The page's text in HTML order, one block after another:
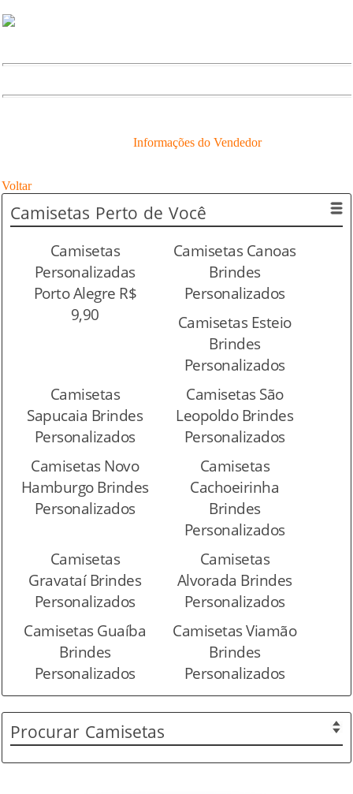
Informações do Vendedor
Voltar
Camisetas Perto de Você
Camisetas
Personalizadas
Porto Alegre R$
9,90
Camisetas Canoas
Brindes
Personalizados
Camisetas Esteio
Brindes
Personalizados
Camisetas
Sapucaia Brindes
Personalizados
Camisetas São
Leopoldo Brindes
Personalizados
Camisetas Novo
Hamburgo Brindes
Personalizados
Camisetas
Cachoeirinha
Brindes
Personalizados
Camisetas
Gravataí Brindes
Personalizados
Camisetas
Alvorada Brindes
Personalizados
Camisetas Guaíba
Brindes
Personalizados
Camisetas Viamão
Brindes
Personalizados
Procurar Camisetas